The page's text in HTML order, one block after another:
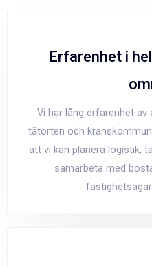
Erfarenhet i
Vi har lång erfarenhet
tätorten och
att vi kan planera logistik,
samarbeta med